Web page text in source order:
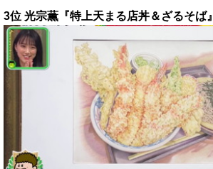
3位 光宗薫『特上天まる店丼＆ざるそば』